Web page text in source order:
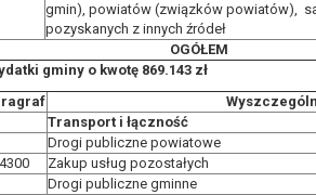
gmin), powiatów (związków powiatów),
pozyskanych z innych źródeł
OGÓŁEM
gminy o kwotę 869.143 zł
Transport i łączność
Drogi publiczne powiatowe
4300
Zakup usług pozostałych
Drogi publiczne gminne